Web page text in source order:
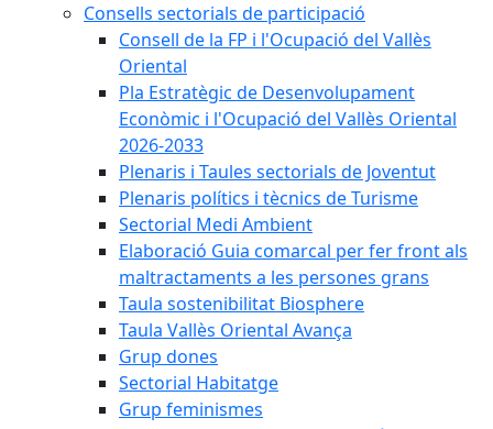
Consells sectorials de participació
Consell de la FP i l'Ocupació del Vallès
Oriental
Pla Estratègic de Desenvolupament
Econòmic i l'Ocupació del Vallès Oriental
2026-2033
Plenaris i Taules sectorials de Joventut
Plenaris polítics i tècnics de Turisme
Sectorial Medi Ambient
Elaboració Guia comarcal per fer front als
maltractaments a les persones grans
Taula sostenibilitat Biosphere
Taula Vallès Oriental Avança
Grup dones
Sectorial Habitatge
Grup feminismes